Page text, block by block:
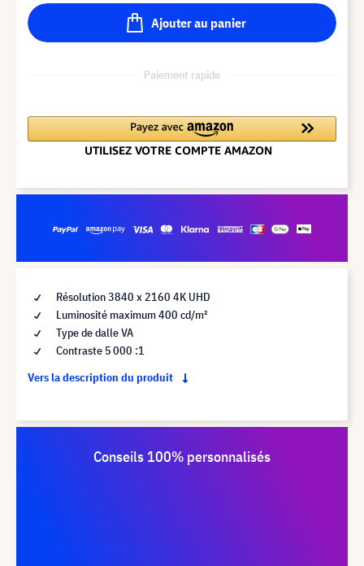
Ajouter au panier
Paiement rapide
Résolution 3840 x 2160 4K UHD
Luminosité maximum 400 cd/m²
Type de dalle VA
Contraste 5 000 :1
Vers la description du produit
Conseils 100% personnalisés